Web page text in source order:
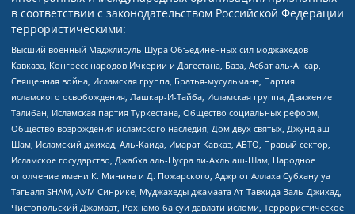
в соответствии с законодательством Российской Федерации
террористическими:
Высший военный Маджлисуль Шура Объединенных сил моджахедов
Кавказа, Конгресс народов Ичкерии и Дагестана, База, Асбат аль-Ансар,
Священная война, Исламская группа, Братья-мусульмане, Партия
исламского освобождения, Лашкар-И-Тайба, Исламская группа, Движение
Талибан, Исламская партия Туркестана, Общество социальных реформ,
Общество возрождения исламского наследия, Дом двух святых, Джунд аш-
Шам, Исламский джихад, Аль-Каида, Имарат Кавказ, АБТО, Правый сектор,
Исламское государство, Джабха аль-Нусра ли-Ахль аш-Шам, Народное
ополчение имени К. Минина и Д. Пожарского, Аджр от Аллаха Субхану уа
Тагьаля SHAM, АУМ Синрике, Муджахеды джамаата Ат-Тавхида Валь-Джихад,
Чистопольский Джамаат, Рохнамо ба суи давлати исломи, Террористическое